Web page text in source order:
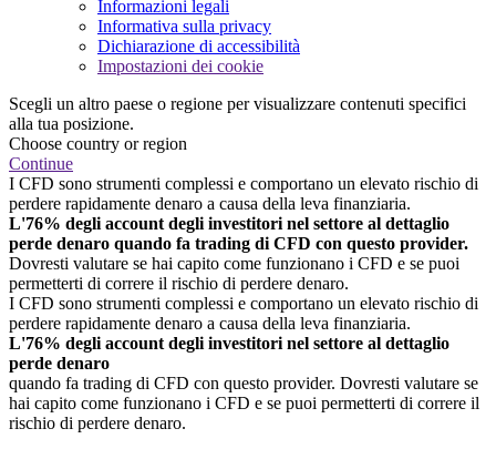
Informazioni legali
Informativa sulla privacy
Dichiarazione di accessibilità
Impostazioni dei cookie
Scegli un altro paese o regione per visualizzare contenuti specifici
alla tua posizione.
Choose country or region
Continue
I CFD sono strumenti complessi e comportano un elevato rischio di
perdere rapidamente denaro a causa della leva finanziaria.
L'76% degli account degli investitori nel settore al dettaglio
perde denaro quando fa trading di CFD con questo provider.
Dovresti valutare se hai capito come funzionano i CFD e se puoi
permetterti di correre il rischio di perdere denaro.
I CFD sono strumenti complessi e comportano un elevato rischio di
perdere rapidamente denaro a causa della leva finanziaria.
L'76% degli account degli investitori nel settore al dettaglio
perde denaro
quando fa trading di CFD con questo provider. Dovresti valutare se
hai capito come funzionano i CFD e se puoi permetterti di correre il
rischio di perdere denaro.